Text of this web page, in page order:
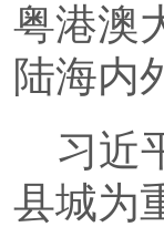
粤港澳
陆海内
习近
县城为